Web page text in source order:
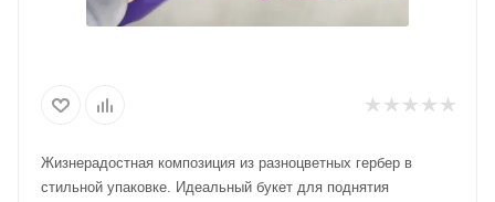
Жизнерадостная композиция из разноцветных гербер в
стильной упаковке. Идеальный букет для поднятия